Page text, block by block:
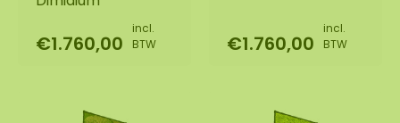
€1.760,00
incl.
BTW
€1.760,00
incl.
BTW